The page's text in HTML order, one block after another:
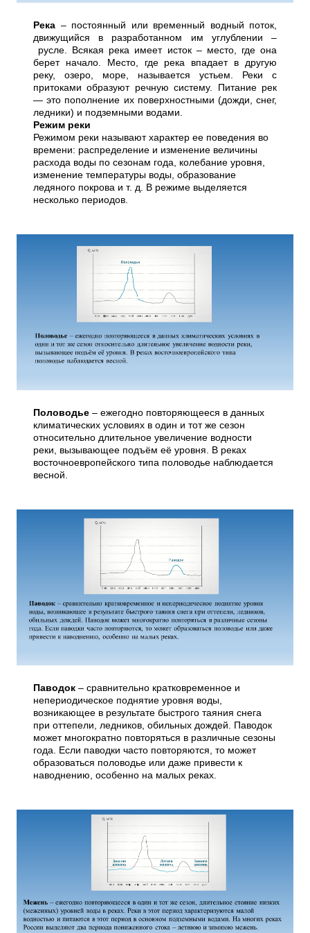
Река – постоянный или временный водный поток,
движущийся в разработанном им углублении –
русле. Всякая река имеет исток – место, где она
берет начало. Место, где река впадает в другую
реку, озеро, море, называется устьем. Реки с
притоками образуют речную систему. Питание рек
— это пополнение их поверхностными (дожди, снег,
ледники) и подземными водами.
Режим реки
Режимом реки называют характер ее поведения во
времени: распределение и изменение величины
расхода воды по сезонам года, колебание уровня,
изменение температуры воды, образование
ледяного покрова и т. д. В режиме выделяется
несколько периодов.
Половодье – ежегодно повторяющееся в данных
климатических условиях в один и тот же сезон
относительно длительное увеличение водности
реки, вызывающее подъём её уровня. В реках
восточноевропейского типа половодье наблюдается
весной.
Паводок – сравнительно кратковременное и
непериодическое поднятие уровня воды,
возникающее в результате быстрого таяния снега
при оттепели, ледников, обильных дождей. Паводок
может многократно повторяться в различные сезоны
года. Если паводки часто повторяются, то может
образоваться половодье или даже привести к
наводнению, особенно на малых реках.